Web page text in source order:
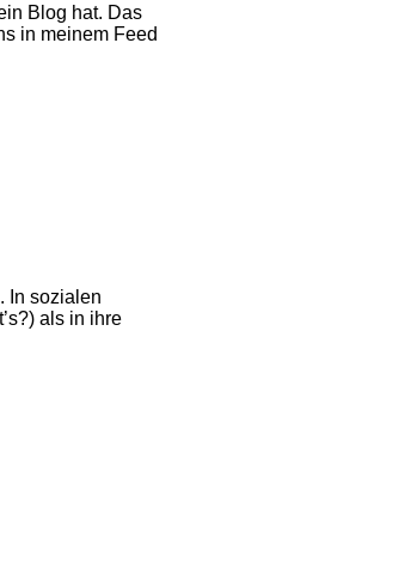
Blog hat. Das
in meinem Feed
In sozialen
als in ihre